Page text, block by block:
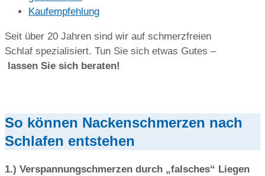
Kaufempfehlung
Seit über 20 Jahren sind wir auf schmerzfreien
Schlaf spezialisiert. Tun Sie sich etwas Gutes –
lassen Sie sich beraten!
So können Nackenschmerzen nach
Schlafen entstehen
1.) Verspannungschmerzen durch „falsches“ Liegen